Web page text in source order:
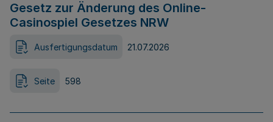
Gesetz zur Änderung des Online-
Casinospiel Gesetzes NRW
Ausfertigungsdatum 21.07.2026
Seite 598